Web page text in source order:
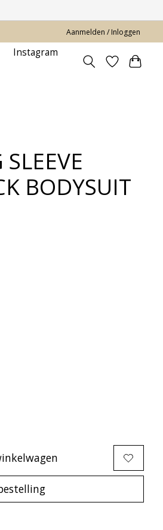
Aanmelden / Inloggen
Instagram
BODYSUIT
is